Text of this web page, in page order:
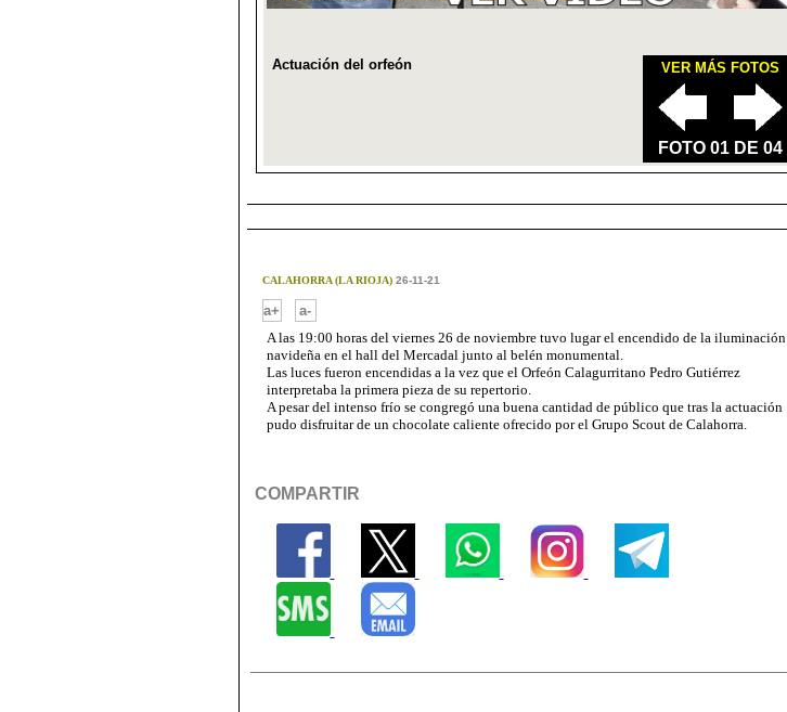
CALAHORRA (LA RIOJA)26-11-21
a+
a-
A las 19:00 horas del viernes 26 de noviembre tuvo lugar el encendido de la iluminación
navideña en el hall del Mercadal junto al belén monumental.
Las luces fueron encendidas a la vez que el Orfeón Calagurritano Pedro Gutiérrez
interpretaba la primera pieza de su repertorio.
A pesar del intenso frío se congregó una buena cantidad de público que tras la actuación
pudo disfruitar de un chocolate caliente ofrecido por el Grupo Scout de Calahorra.
COMPARTIR